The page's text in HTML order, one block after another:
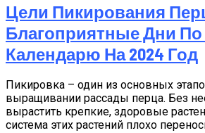
Цели Пикирования
Благоприятные Дни
Календарю На 2024 Год
Пикировка – один из основных
выращивании рассады перца. Без
вырастить крепкие, здоровые
система этих растений плохо